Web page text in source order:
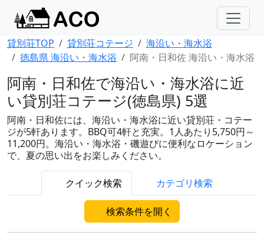
貸別荘TOP 貸別荘コテージ
海沿い・海水浴
徳島県 海沿い・海水浴
阿南・日和佐 海沿い・海水浴
阿南・日和佐で海沿い・海水浴に近
い貸別荘コテージ(徳島県) 5選
阿南・日和佐には、海沿い・海水浴に近い貸別荘・コテー
ジが5軒あります。BBQ可4軒と充実。1人あたり5,750円～
11,200円。海沿い・海水浴・磯遊びに便利なロケーション
で、夏の思い出をお楽しみください。
クイック検索 カテゴリ検索
検索条件を開く